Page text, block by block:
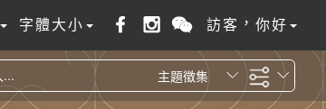
字體大小 訪客，你好
主題徵集